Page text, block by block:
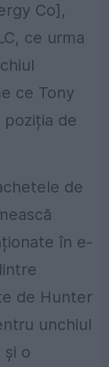
Co],
ce urma
ce Tony
de
de
în e-
de Hunter
unchiul
și o